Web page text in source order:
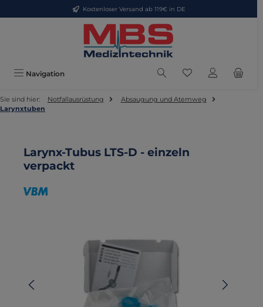
Zum Hauptinhalt springenKostenloser Versand ab 119€ in DE
Navigation Du hast 0
Sie sind hier: Notfallausrüstung
Absaugung und Atemweg
Larynxtuben
Larynx-Tubus LTS-D - einzeln
verpackt